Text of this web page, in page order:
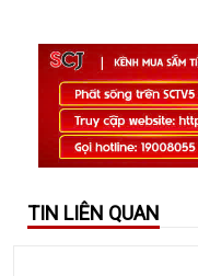
TIN LIÊN QUAN